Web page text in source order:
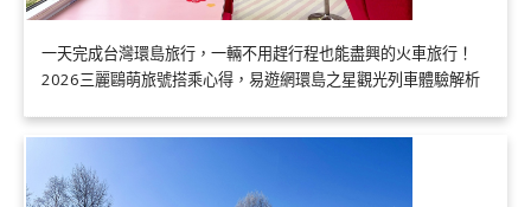
一天完成台灣環島旅行，一輛不用趕行程也能盡興的火車旅行！
2026三麗鷗萌旅號搭乘心得，易遊網環島之星觀光列車體驗解析